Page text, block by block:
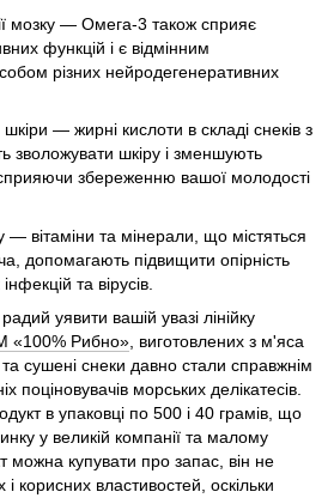
мозку — Омега-3 також сприяє
функцій і є відмінним
різних нейродегенеративних
— жирні кислоти в складі снеків з
зволожувати шкіру і зменшують
збереженню вашої молодості
— вітаміни та мінерали, що містяться
допомагають підвищити опірність
та вірусів.
уявити вашій увазі лінійку
«100% Рибно» , виготовлених з м'яса
сушені снеки давно стали справжнім
поціновувачів морських делікатесів.
в упаковці по 500 і 40 грамів, що
у великій компанії та малому
можна купувати про запас, він не
і корисних властивостей, оскільки